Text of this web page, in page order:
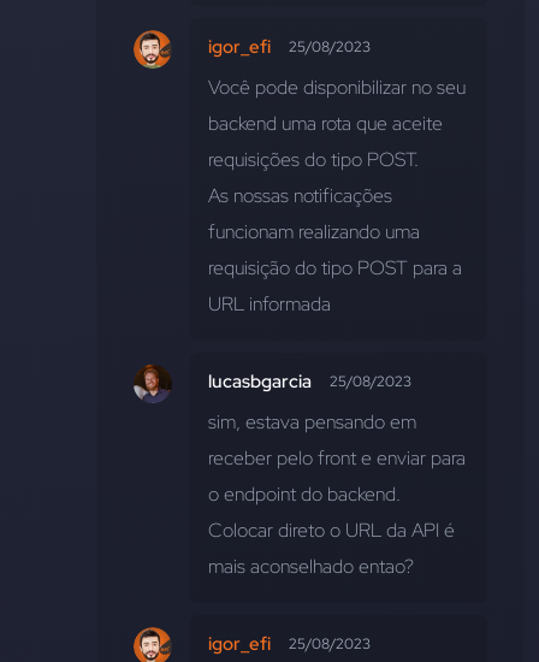
igor_efi 25/08/2023
Você pode disponibilizar no seu
backend uma rota que aceite
requisições do tipo POST.
As nossas notificações
funcionam realizando uma
requisição do tipo POST para a
URL informada
lucasbgarcia 25/08/2023
sim, estava pensando em
receber pelo front e enviar para
o endpoint do backend.
Colocar direto o URL da API é
mais aconselhado entao?
igor_efi 25/08/2023